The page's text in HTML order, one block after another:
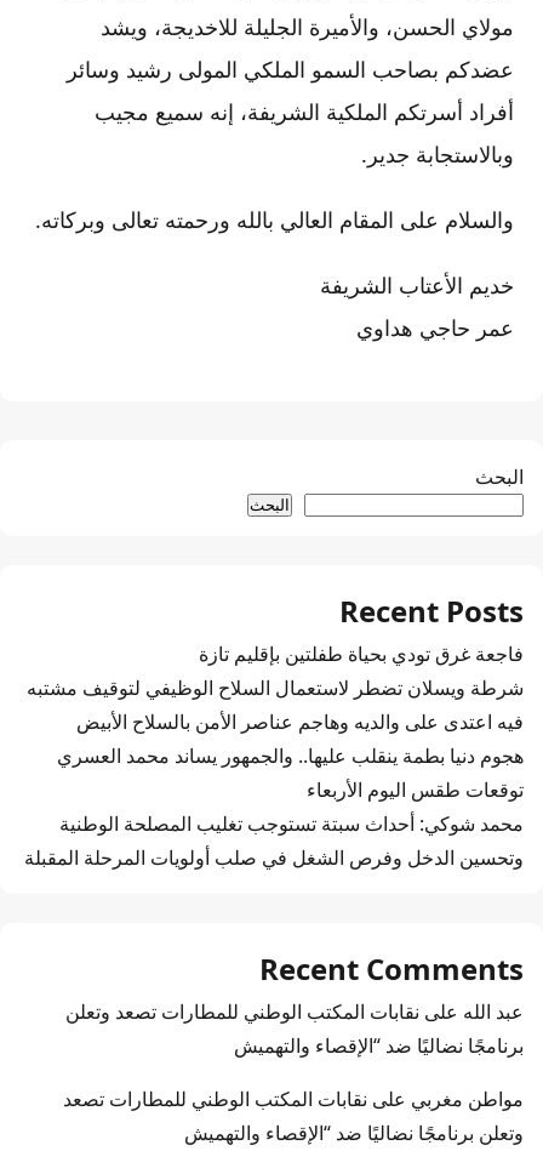
مولاي الحسن، والأميرة الجليلة للاخديجة، ويشد
عضدكم بصاحب السمو الملكي المولى رشيد وسائر
أفراد أسرتكم الملكية الشريفة، إنه سميع مجيب
وبالاستجابة جدير.
والسلام على المقام العالي بالله ورحمته تعالى وبركاته.
خديم الأعتاب الشريفة
عمر حاجي هداوي
البحث
البحث
Recent Posts
فاجعة غرق تودي بحياة طفلتين بإقليم تازة
شرطة ويسلان تضطر لاستعمال السلاح الوظيفي لتوقيف مشتبه
فيه اعتدى على والديه وهاجم عناصر الأمن بالسلاح الأبيض
هجوم دنيا بطمة ينقلب عليها.. والجمهور يساند محمد العسري
توقعات طقس اليوم الأربعاء
محمد شوكي: أحداث سبتة تستوجب تغليب المصلحة الوطنية
وتحسين الدخل وفرص الشغل في صلب أولويات المرحلة المقبلة
Recent Comments
عبد الله على نقابات المكتب الوطني للمطارات تصعد وتعلن
برنامجًا نضاليًا ضد “الإقصاء والتهميش
مواطن مغربي على نقابات المكتب الوطني للمطارات تصعد
وتعلن برنامجًا نضاليًا ضد “الإقصاء والتهميش